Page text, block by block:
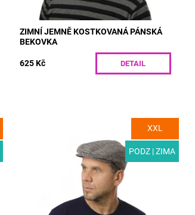
ZIMNÍ JEMNĚ KOSTKOVANÁ PÁNSKÁ
BEKOVKA
625 Kč DETAIL
XXL
PODZ | ZIMA
MODEL: T03-2 | Stylová pánská bekovka
s nádechem retra. Vlněný materiál vzoru
esterházy v kombinaci s podšívkou
Skladem
T03-2/55